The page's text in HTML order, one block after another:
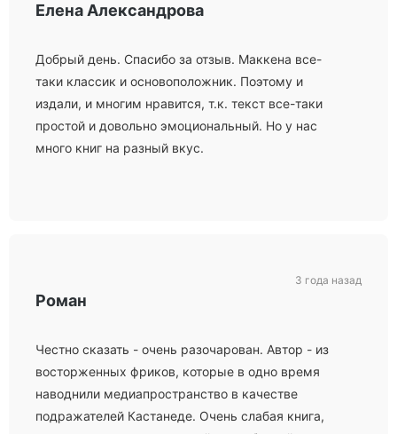
Елена Александрова
Добрый день. Спасибо за отзыв. Маккена все-
таки классик и основоположник. Поэтому и
издали, и многим нравится, т.к. текст все-таки
простой и довольно эмоциональный. Но у нас
много книг на разный вкус.
Роман
Честно сказать - очень разочарован. Автор - из
восторженных фриков, которые в одно время
наводнили медиапространство в качестве
подражателей Кастанеде. Очень слабая книга,
3 года назад